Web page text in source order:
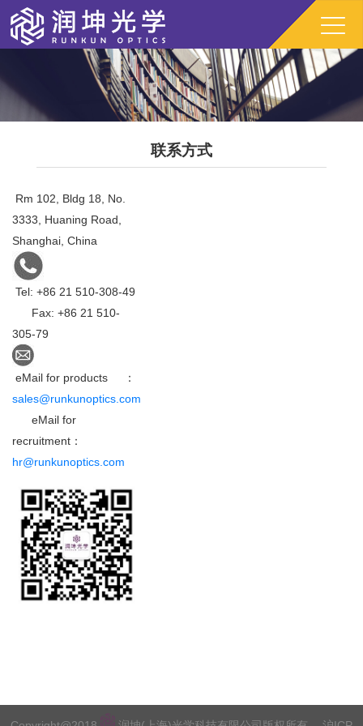
联系方式
Rm 102, Bldg 18, No.
3333, Huaning Road,
Shanghai, China
Tel: +86 21 510-308-49
Fax: +86 21 510-
305-79
eMail for products ：
sales@runkunoptics.com
eMail for
recruitment：
hr@runkunoptics.com